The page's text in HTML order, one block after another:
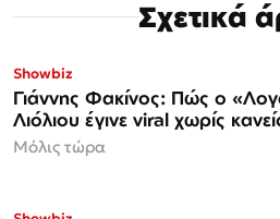
Σχετικά
Showbiz
Γιάννης Φακίνος: Πώς ο
Λιόλιου έγινε viral χωρίς
Μόλις τώρα